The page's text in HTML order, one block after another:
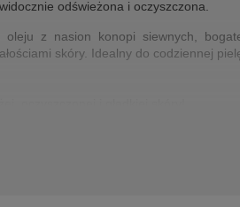
odświeżona i oczyszczona.
oleju z nasion konopi siewnych,
skóry. Idealny do codziennej